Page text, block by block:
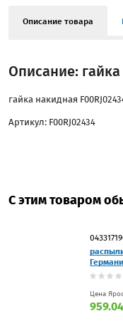
Описание товара
Описание: гайка
гайка накидная
Артикул: F00RJ02434
С этим товаром
Цена